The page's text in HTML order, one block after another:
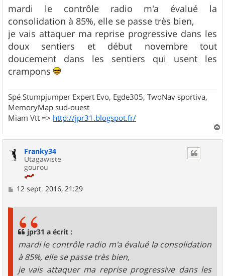
s
s
a
g
e
mardi le contrôle radio m'a évalué la
consolidation à 85%, elle se passe très bien,
je vais attaquer ma reprise progressive dans les
doux sentiers et début novembre tout
doucement dans les sentiers qui usent les
crampons
Spé Stumpjumper Expert Evo, Egde305, TwoNav sportiva,
MemoryMap sud-ouest
Miam Vtt => http://jpr31.blogspot.fr/
a
Franky34
Utagawiste
gourou
M12 sept. 2016, 21:29
jpr31 a écrit :
mardi le contrôle radio m'a évalué la consolidation
à 85%, elle se passe très bien,
je vais attaquer ma reprise progressive dans les